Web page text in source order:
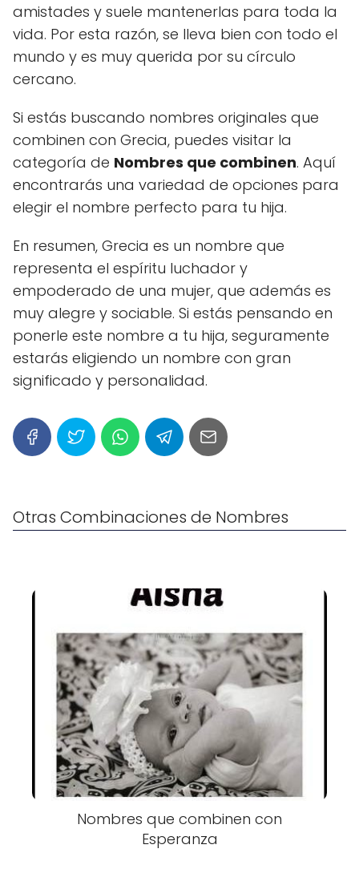
amistades y suele mantenerlas para toda la
vida. Por esta razón, se lleva bien con todo el
mundo y es muy querida por su círculo
cercano.
Si estás buscando nombres originales que
combinen con Grecia, puedes visitar la
categoría de Nombres que combinen. Aquí
encontrarás una variedad de opciones para
elegir el nombre perfecto para tu hija.
En resumen, Grecia es un nombre que
representa el espíritu luchador y
empoderado de una mujer, que además es
muy alegre y sociable. Si estás pensando en
ponerle este nombre a tu hija, seguramente
estarás eligiendo un nombre con gran
significado y personalidad.
Otras Combinaciones de Nombres
Nombres que combinen con
Esperanza